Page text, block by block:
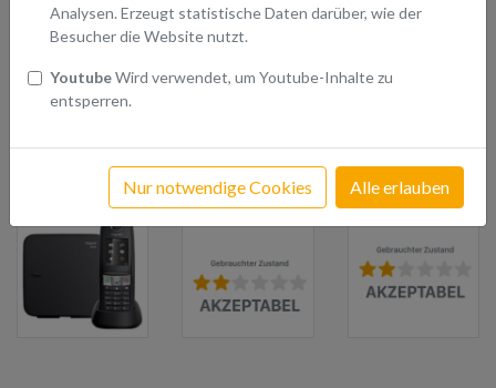
Analysen. Erzeugt statistische Daten darüber, wie der
Besucher die Website nutzt.
YoutubeWird verwendet, um Youtube-Inhalte zu
entsperren.
Nur notwendige Cookies Alle erlauben